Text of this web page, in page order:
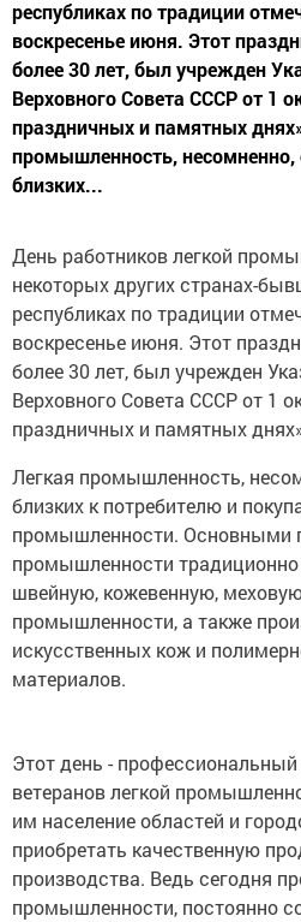
республиках по традиции
воскресенье июня. Этот
более 30 лет, был учрежден
Верховного Совета СССР от 1
праздничных и памятных
промышленность,
близких...
День работников легкой
некоторых других странах-
республиках по традиции
воскресенье июня. Этот
более 30 лет, был учрежден
Верховного Совета СССР от 1
праздничных и памятных
Легкая промышленность,
близких к потребителю и
промышленности. Основными
промышленности
швейную, кожевенную,
промышленности, а также
искусственных кож и
материалов.
Этот день -
ветеранов легкой
им население областей и
приобретать качественную
производства. Ведь сегодня
промышленности, постоянно